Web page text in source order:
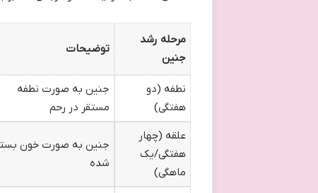
مرحله رشد
جنین
توضیحات
نطفه (دو
هفتگی)
جنین به صورت نطفه
مستقر در رحم
علقه (چهار
هفتگی/یک
ماهگی)
جنین به صورت خون
شده